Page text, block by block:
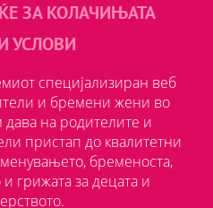
ЗА КОЛАЧИЊАТА
УСЛОВИ
специјализиран веб
и бремени жени во
дава на родителите и
пристап до квалитетни
бременоста,
и грижата за децата и